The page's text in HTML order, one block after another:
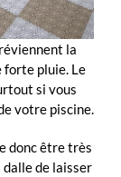
la
forte pluie. Le
si vous
votre piscine.
donc être très
de laisser